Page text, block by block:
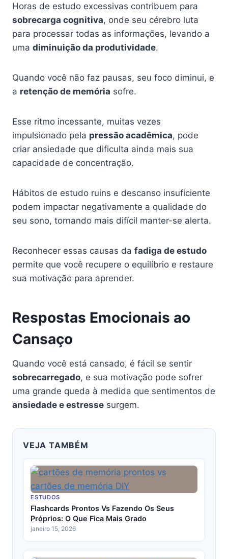
Horas de estudo excessivas contribuem para
sobrecarga cognitiva, onde seu cérebro luta
para processar todas as informações, levando a
uma diminuição da produtividade.
Quando você não faz pausas, seu foco diminui, e
a retenção de memória sofre.
Esse ritmo incessante, muitas vezes
impulsionado pela pressão acadêmica, pode
criar ansiedade que dificulta ainda mais sua
capacidade de concentração.
Hábitos de estudo ruins e descanso insuficiente
podem impactar negativamente a qualidade do
seu sono, tornando mais difícil manter-se alerta.
Reconhecer essas causas da fadiga de estudo
permite que você recupere o equilíbrio e restaure
sua motivação para aprender.
Respostas Emocionais ao
Cansaço
Quando você está cansado, é fácil se sentir
sobrecarregado, e sua motivação pode sofrer
uma grande queda à medida que sentimentos de
ansiedade e estresse surgem.
VEJA TAMBÉM
ESTUDOS
Flashcards Prontos Vs Fazendo Os Seus
Próprios: O Que Fica Mais Grado
janeiro 15, 2026